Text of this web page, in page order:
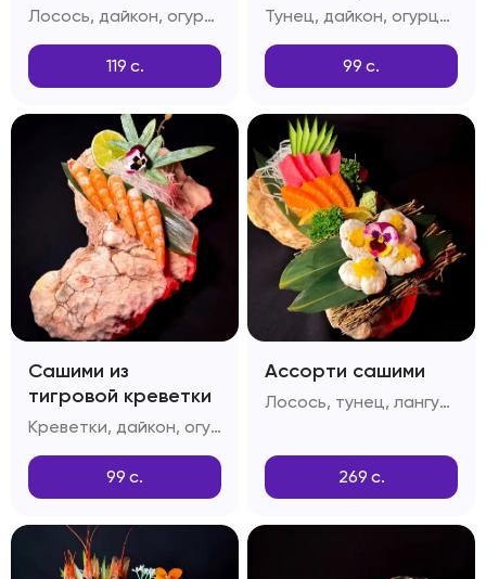
Лосось, дайкон, огурцы, лимон
119 с.
Тунец, дайкон, огурцы, лимон
99 с.
Сашими из
тигровой креветки
Креветки, дайкон, огурцы, лимон
99 с.
Ассорти сашими
Лосось, тунец, лангустин, огурец, лимон, дайкон
269 с.